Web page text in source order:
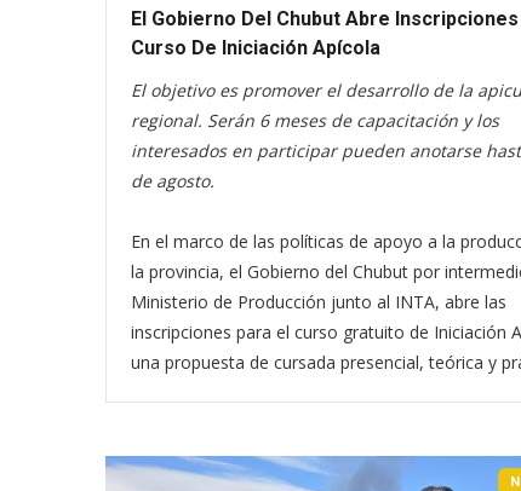
El Gobierno Del Chubut Abre
Curso De Iniciación Apícola
El objetivo es promover el desarrollo de la
regional. Serán 6 meses de capacitación y los
interesados en participar pueden anotarse
de agosto.
En el marco de las políticas de apoyo a la
la provincia, el Gobierno del Chubut por
Ministerio de Producción junto al INTA, abre las
inscripciones para el curso gratuito de Iniciación
una propuesta de cursada presencial, teórica y